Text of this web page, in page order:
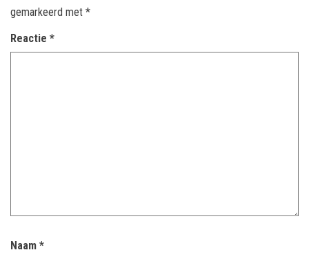
gemarkeerd met *
Reactie *
Naam *